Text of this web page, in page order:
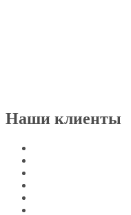
Наши клиенты